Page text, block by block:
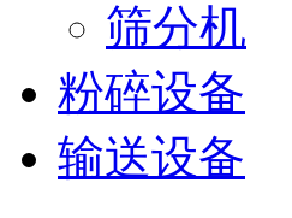
筛分机
粉碎设备
输送设备